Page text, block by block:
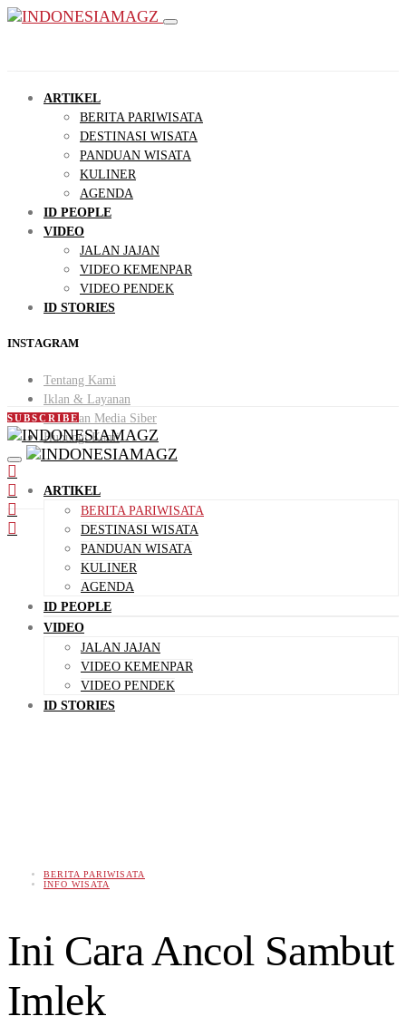
ARTIKEL
BERITA PARIWISATA
DESTINASI WISATA
PANDUAN WISATA
KULINER
AGENDA
ID PEOPLE
VIDEO
JALAN JAJAN
VIDEO KEMENPAR
VIDEO PENDEK
ID STORIES
INSTAGRAM
Tentang Kami
Iklan & Layanan
Pedoman Media Siber
Hubungi Kami
SUBSCRIBE
ARTIKEL
BERITA PARIWISATA
DESTINASI WISATA
PANDUAN WISATA
KULINER
AGENDA
ID PEOPLE
VIDEO
JALAN JAJAN
VIDEO KEMENPAR
VIDEO PENDEK
ID STORIES
BERITA PARIWISATA
INFO WISATA
Ini Cara Ancol Sambut
Imlek